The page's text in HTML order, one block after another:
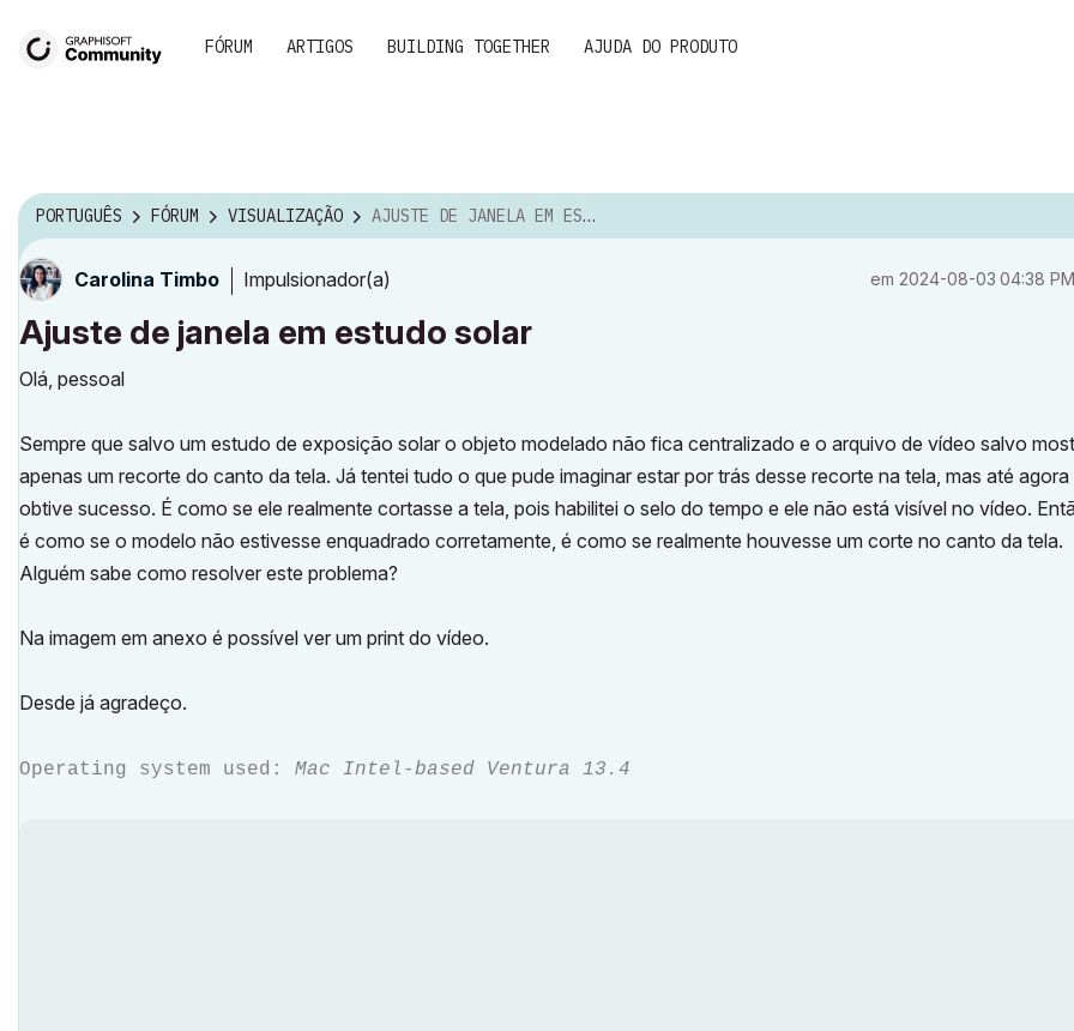
FÓRUM ARTIGOS BUILDING TOGETHER AJUDA DO PRODUTO
PORTUGUÊS FÓRUM VISUALIZAÇÃO AJUSTE DE JANELA EM ESTUDO SOLAR
Carolina Timbo Impulsionador(a) em ‎2024-08-03 04:38 PM
Ajuste de janela em estudo solar
Olá, pessoal
Sempre que salvo um estudo de exposição solar o objeto modelado não fica centralizado e o arquivo de vídeo salvo
apenas um recorte do canto da tela. Já tentei tudo o que pude imaginar estar por trás desse recorte na tela, mas até
obtive sucesso. É como se ele realmente cortasse a tela, pois habilitei o selo do tempo e ele não está visível no vídeo.
é como se o modelo não estivesse enquadrado corretamente, é como se realmente houvesse um corte no canto da tela.
Alguém sabe como resolver este problema?
Na imagem em anexo é possível ver um print do vídeo.
Desde já agradeço.
Operating system used: Mac Intel-based Ventura 13.4